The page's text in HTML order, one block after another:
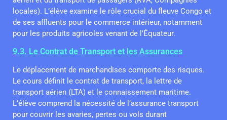
locales). L’élève examine le rôle crucial du fleuve Congo et
de ses affluents pour le commerce intérieur, notamment
pour les produits agricoles venant de l’Équateur.
9.3. Le Contrat de Transport et les Assurances
Le déplacement de marchandises comporte des risques.
Le cours définit le contrat de transport, la lettre de
transport aérien (LTA) et le connaissement maritime.
L’élève comprend la nécessité de l’assurance transport
pour couvrir les avaries, pertes ou vols durant